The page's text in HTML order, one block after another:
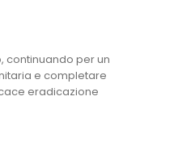
continuando per un
e completare
eradicazione